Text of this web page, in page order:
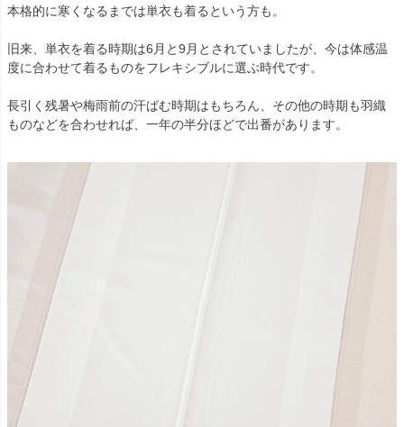
本格的に寒くなるまでは単衣も着るという方も。
旧来、単衣を着る時期は6月と9月とされていましたが、今は体感温
度に合わせて着るものをフレキシブルに選ぶ時代です。
長引く残暑や梅雨前の汗ばむ時期はもちろん、その他の時期も羽織
ものなどを合わせれば、一年の半分ほどで出番があります。